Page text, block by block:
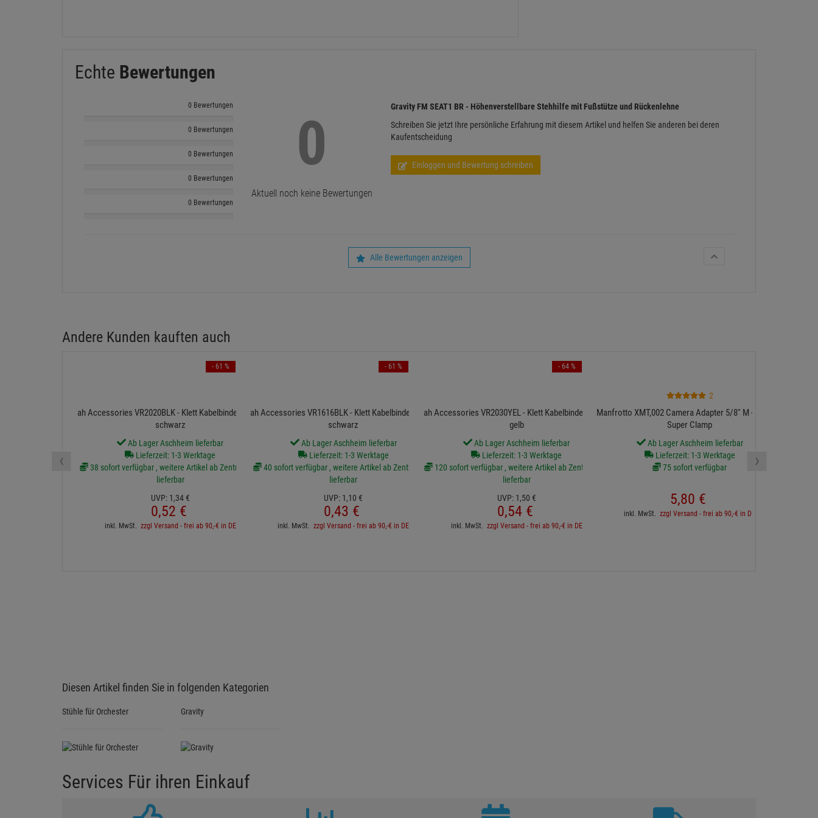
Echte Bewertungen
0 Bewertungen
0 Bewertungen
0 Bewertungen
0 Bewertungen
0 Bewertungen
0
Aktuell noch keine Bewertungen
Gravity FM SEAT1 BR - Höhenverstellbare Stehhilfe mit Fußstütze und Rückenlehne
Schreiben Sie jetzt Ihre persönliche Erfahrung mit diesem Artikel und helfen Sie anderen bei deren
Kaufentscheidung
Einloggen und Bewertung schreiben
Alle Bewertungen anzeigen
Andere Kunden kauften auch
ah Accessories VR2020BLK - Klett Kabelbinder 20 cm
schwarz
Ab Lager Aschheim lieferbar
Lieferzeit: 1-3 Werktage
38 sofort verfügbar , weitere Artikel ab Zentrallager
lieferbar
UVP: 1,34 €
0,52 €
inkl. MwSt. zzgl Versand - frei ab 90,-€ in DE
- 61 %
ah Accessories VR1616BLK - Klett Kabelbinder 16 cm
schwarz
Ab Lager Aschheim lieferbar
Lieferzeit: 1-3 Werktage
40 sofort verfügbar , weitere Artikel ab Zentrallager
lieferbar
UVP: 1,10 €
0,43 €
inkl. MwSt. zzgl Versand - frei ab 90,-€ in DE
- 61 %
ah Accessories VR2030YEL - Klett Kabelbinder 30 cm
gelb
Ab Lager Aschheim lieferbar
Lieferzeit: 1-3 Werktage
120 sofort verfügbar , weitere Artikel ab Zentrallager
lieferbar
UVP: 1,50 €
0,54 €
inkl. MwSt. zzgl Versand - frei ab 90,-€ in DE
- 64 %
2
Manfrotto XMT,002 Camera Adapter 5/8'' M - M10 für
Super Clamp
Ab Lager Aschheim lieferbar
Lieferzeit: 1-3 Werktage
75 sofort verfügbar
5,80 €
inkl. MwSt. zzgl Versand - frei ab 90,-€ in DE
‹ ›
Diesen Artikel finden Sie in folgenden Kategorien
Stühle für Orchester Gravity
Services Für ihren Einkauf